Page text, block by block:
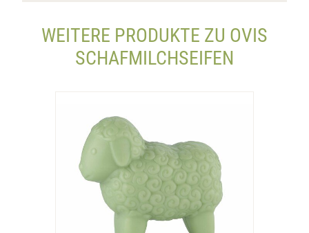
WEITERE PRODUKTE ZU OVIS
SCHAFMILCHSEIFEN